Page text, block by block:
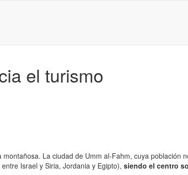
el turismo
La ciudad de Umm al-Fahm, cuya
Israel y Siria, Jordania y Egipto), siendo el centro